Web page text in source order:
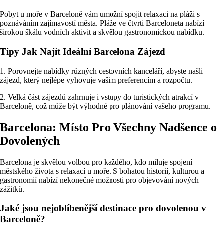
Pobyt u moře v Barceloně vám umožní spojit relaxaci na pláži s
poznáváním zajímavostí města. Pláže ve čtvrti Barceloneta nabízí
širokou škálu vodních aktivit a skvělou gastronomickou nabídku.
Tipy Jak Najít Ideální Barcelona Zájezd
1. Porovnejte nabídky různých cestovních kanceláří, abyste našli
zájezd, který nejlépe vyhovuje vašim preferencím a rozpočtu.
2. Velká část zájezdů zahrnuje i vstupy do turistických atrakcí v
Barceloně, což může být výhodné pro plánování vašeho programu.
Barcelona: Místo Pro Všechny Nadšence o
Dovolených
Barcelona je skvělou volbou pro každého, kdo miluje spojení
městského života s relaxací u moře. S bohatou historií, kulturou a
gastronomií nabízí nekonečné možnosti pro objevování nových
zážitků.
Jaké jsou nejoblíbenější destinace pro dovolenou v
Barceloně?